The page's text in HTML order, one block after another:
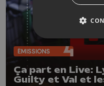
ÉMISSIONS
Ça part en Live:
Guilty et Val et